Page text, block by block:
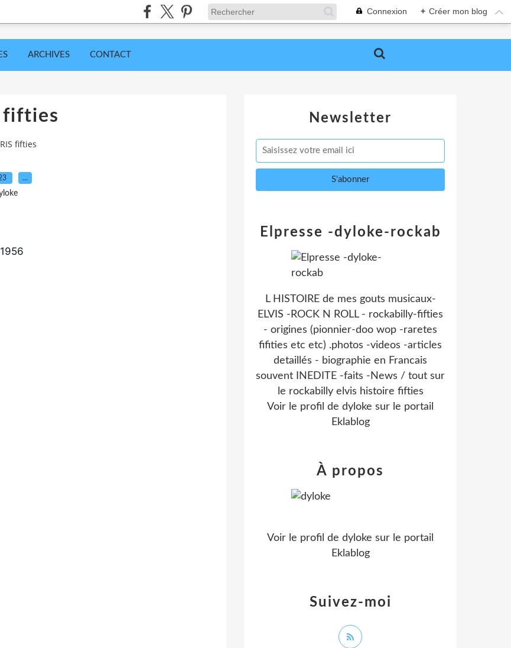
Connexion + Créer mon blog
ARCHIVES CONTACT
fifties
fifties
…
Newsletter
Elpresse -dyloke-rockab
L HISTOIRE de mes gouts musicaux-
ELVIS -ROCK N ROLL - rockabilly-fifties
- origines (pionnier-doo wop -raretes
fifities etc etc) .photos -videos -articles
detaillés - biographie en Francais
souvent INEDITE -faits -News / tout sur
le rockabilly elvis histoire fifties
Voir le profil de dyloke sur le portail
Eklablog
Suivez-moi
À propos
Voir le profil de dyloke sur le portail
Eklablog